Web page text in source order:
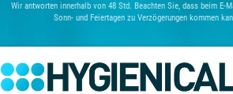
Wir antworten innerhalb von 48 Std. Beachten Sie, dass beim E-
Sonn- und Feiertagen zu Verzögerungen kommen
Informationen Newsletter